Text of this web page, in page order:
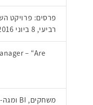
פרסים: פרויקט
רביעי, 8 ביוני 2016, 09:15
– “Are
משחקים, BI ומגה-פרויקטים